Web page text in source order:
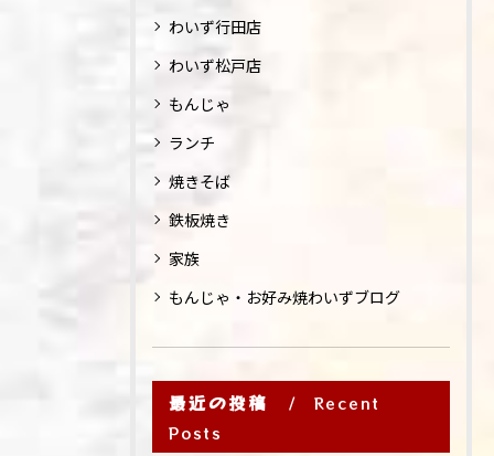
わいず行田店
わいず松戸店
もんじゃ
ランチ
焼きそば
鉄板焼き
家族
もんじゃ・お好み焼わいずブログ
最近の投稿
Recent
Posts